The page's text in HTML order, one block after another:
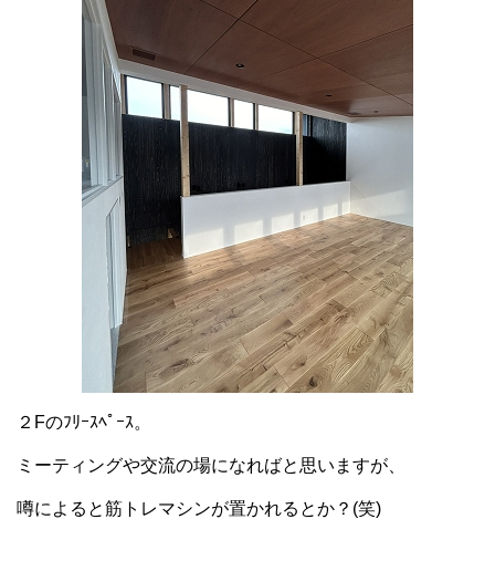
２Fのﾌﾘｰｽﾍﾟｰｽ。
ミーティングや交流の場になればと思いますが、
噂によると筋トレマシンが置かれるとか？(笑)